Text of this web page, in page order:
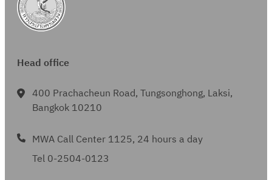
Head office
400 Prachacheun Road, Tungsonghong, Laksi,
Bangkok 10210
MWA Call Center 1125, 24 hours a day
Tel 0-2504-0123